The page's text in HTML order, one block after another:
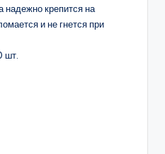
надежно крепится на
и не гнется при
шт.